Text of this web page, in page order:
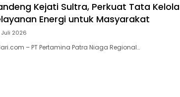
Kejati Sultra, Perkuat Tata Kelola
Energi untuk Masyarakat
Juli 2026
– PT Pertamina Patra Niaga Regional…